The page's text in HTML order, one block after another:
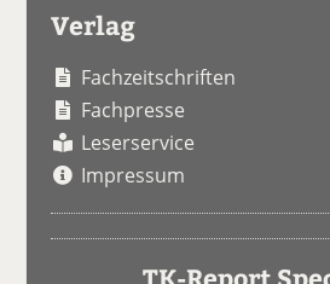
Verlag
Fachzeitschriften
Fachpresse
Leserservice
Impressum